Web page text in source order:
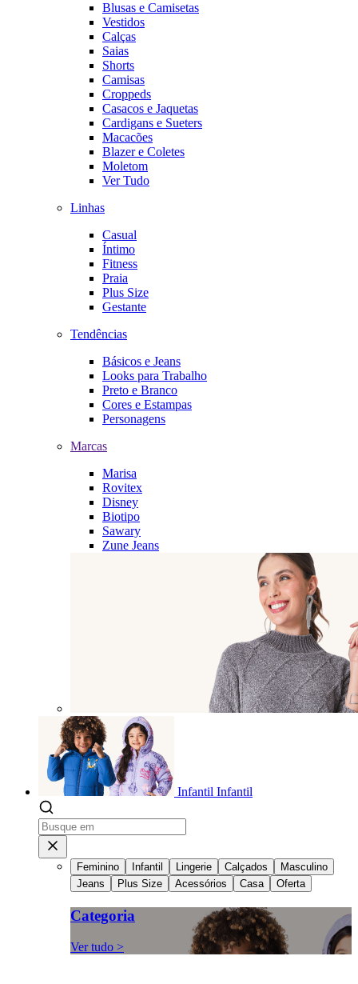
Blusas e Camisetas
Vestidos
Calças
Saias
Shorts
Camisas
Croppeds
Casacos e Jaquetas
Cardigans e Sueters
Macacões
Blazer e Coletes
Moletom
Ver Tudo
Linhas
Casual
Íntimo
Fitness
Praia
Plus Size
Gestante
Tendências
Básicos e Jeans
Looks para Trabalho
Preto e Branco
Cores e Estampas
Personagens
Marcas
Marisa
Rovitex
Disney
Biotipo
Sawary
Zune Jeans
Infantil Infantil
Feminino Infantil Lingerie Calçados
Masculino
Jeans
Plus Size Acessórios Casa Oferta
Categoria
Ver tudo >